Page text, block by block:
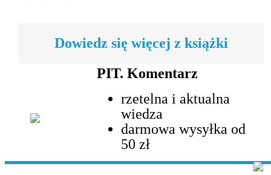
Dowiedz się więcej z książki
PIT. Komentarz
rzetelna i aktualna
wiedza
darmowa wysyłka od
50 zł